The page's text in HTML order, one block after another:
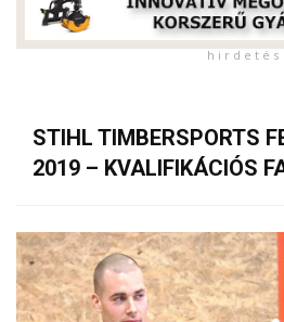
h i r d e t é s
STIHL TIMBERSPORTS
2019 – KVALIFIKÁCIÓS